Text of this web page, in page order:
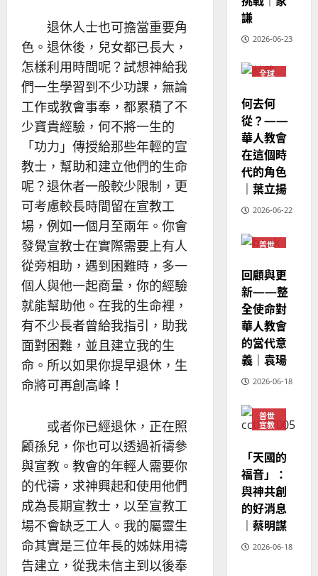
退休人士也可擔當重要角
色。退休後，兒女都已長大，
怎樣利用時間呢？試想神給我
們一生學習到不少功課，無論
工作或教會事奉，都累積了不
少寶貴經驗，何不將一生的
「功力」傳授給那些年輕的宣
教士，幫助和建立他們的生命
呢？退休者一般較少限制，更
可考慮較長時間留在宣教工
場，例如一個月至兩年。你會
發覺宣教士在實際需要上有人
從旁相助，遇到困難時，多一
個人與他一起商量，你的經驗
就能幫助他。在我的生命裡，
有不少長者曾給我指引，助我
面對困難，並且建立我的生
命。所以如果你提早退休，生
命將可再創高峰！
或者你已經退休，正在照
顧孫兒，你也可以透過祈禱參
與宣教。教會的年輕人需要你
的代禱，求神興起和使用他們
成為長期宣教士，以至宣教工
場不會缺乏工人。我的屬靈生
命其實是三位年長的姊妹用禱
告建立，從我未信主到以後奉
02-
陽
萍
2025-
02-
20
的
農
曆
新
年
｜
余
自
力
2025-
7
國
華
人
教
經
歷
｜
吳
振
、
溫
淑
2025-
02-
20
謙
2026-06-23
全球
普世
宣教
何去何
從？——
華人教會
在這個時
代的角色
｜葉立揚
2026-06-22
普世
回顧與更
新——整
全使命對
華人教會
的當代意
義｜袁瑒
2026-06-18
普世
宣教
「天國的
福音」：
與神共創
的好消息
｜蔡明謀
2026-06-18